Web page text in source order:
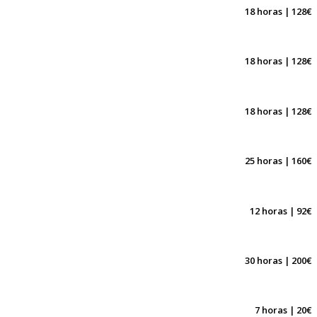
18 horas | 128€
18 horas | 128€
18 horas | 128€
25 horas | 160€
12 horas | 92€
30 horas | 200€
7 horas | 20€